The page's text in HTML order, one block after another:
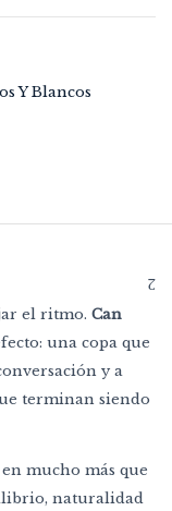
Y Blancos
el ritmo. Can
una copa que
y a
terminan siendo
mucho más que
naturalidad